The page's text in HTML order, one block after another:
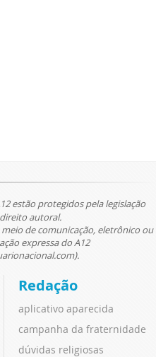
estão protegidos pela legislação
autoral.
de comunicação, eletrônico ou
expressa do A12
Redação
aplicativo aparecida
campanha da fraternidade
dúvidas religiosas